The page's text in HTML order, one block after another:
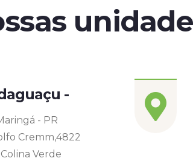
-
- PR
Cremm,4822
Verde